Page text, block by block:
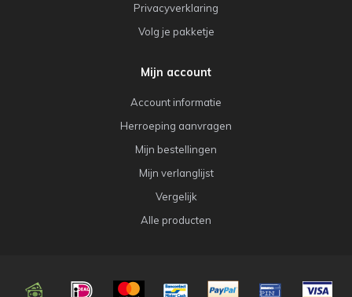
Privacyverklaring
Volg je pakketje
Mijn account
Account informatie
Herroeping aanvragen
Mijn bestellingen
Mijn verlanglijst
Vergelijk
Alle producten